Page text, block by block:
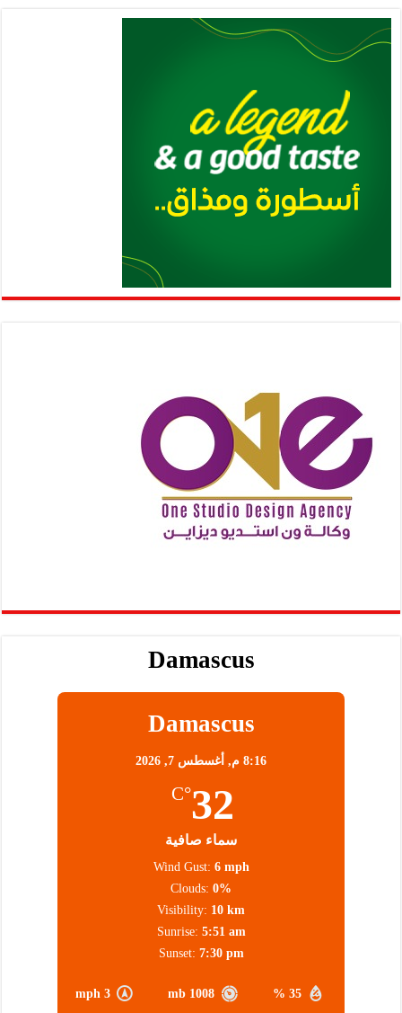
Damascus
Damascus
8:16 م, أغسطس 7, 2026
32
°C
سماء صافية
35 %
1008 mb
3 mph
Wind Gust: 6 mph
Clouds: 0%
Visibility: 10 km
Sunrise: 5:51 am
Sunset: 7:30 pm